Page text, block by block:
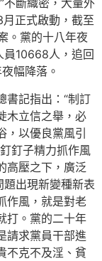
不斷織密，大量外
正式啟動，截至
。黨的十八年夜
員10668人，追回
幅降落。
書記指出：“制訂
木立信之舉，必
，以優良黨風引
釘子精力抓作風
高壓之下，廣泛
題出現新變種新表
作風，就是對老
打。黨的二十年
請求黨員干部進
不克不及淫、貧